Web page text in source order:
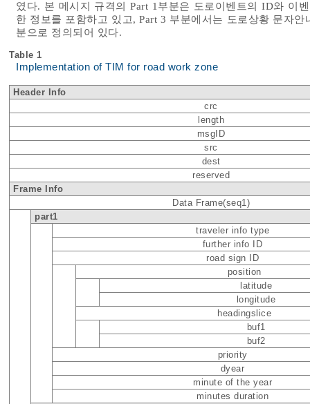
였다. 본 메시지 규격의 Part 1부분은 도로이벤트의 ID와 이
한 정보를 포함하고 있고, Part 3 부분에서는 도로상황 문자
분으로 정의되어 있다.
Table 1
Implementation of TIM for road work zone
Header Info
crc
length
msgID
src
dest
reserved
Frame Info
Data Frame(seq1)
part1
traveler info type
further info ID
road sign ID
position
latitude
longitude
headingslice
buf1
buf2
priority
dyear
minute of the year
minutes duration